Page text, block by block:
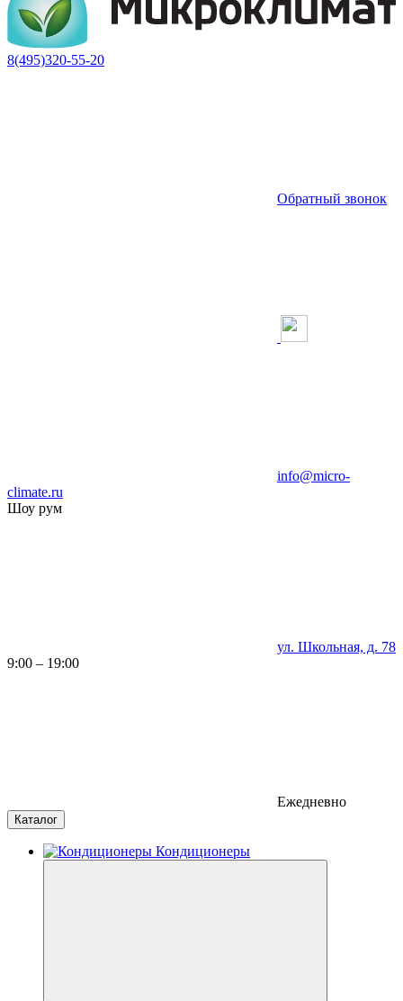
8(495)320-55-20
Обратный звонок
info@micro-
climate.ru
Шоу рум
ул. Школьная, д. 78
9:00 – 19:00
Ежедневно
Каталог
Кондиционеры